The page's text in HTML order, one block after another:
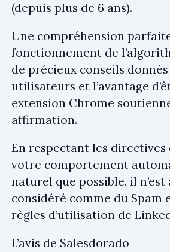
(depuis plus de 6 ans).
Une compréhension
fonctionnement de
de précieux conseils
utilisateurs et l’avantage
extension Chrome
affirmation.
En respectant les directives
votre comportement
naturel que possible, il n’est
considéré comme du Spam
règles d’utilisation de
L’avis de Salesdorado